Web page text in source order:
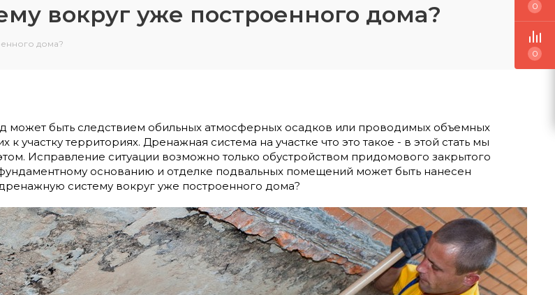
вокруг уже построенного дома?
дома?
может быть следствием обильных атмосферных осадков или проводимых объемных
участку территориях. Дренажная система на участке что это такое - в этой стать мы
Исправление ситуации возможно только обустройством придомового закрытого
основанию и отделке подвальных помещений может быть нанесен
систему вокруг уже построенного дома?
0
0